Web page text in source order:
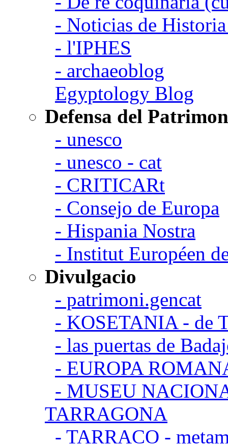
- Noticias de
- l'IPHES
- archaeoblog
Egyptology Blog
Defensa del
- unesco
- unesco - cat
- CRITICARt
- Consejo de Europa
- Hispania Nostra
- Institut Européen
Divulgacio
- patrimoni.gencat
- KOSETANIA - de
- las puertas de
- EUROPA
- MUSEU
TARRAGONA
- TARRACO -